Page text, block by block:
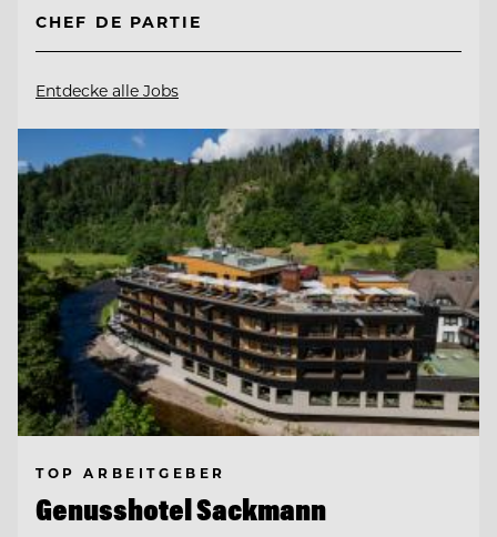
CHEF DE PARTIE
Entdecke alle Jobs
TOP ARBEITGEBER
Genusshotel Sackmann